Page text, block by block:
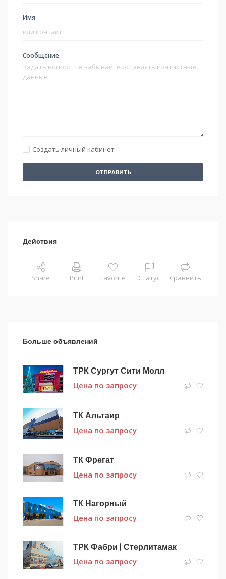
Имя
Сообщение
Создать личный кабинет
ОТПРАВИТЬ
Действия
Share Print Favorite Статус Сравнить
Больше объявлений
ТРК Сургут Сити Молл
Цена по запросу
ТК Альтаир
Цена по запросу
ТК Фрегат
Цена по запросу
ТК Нагорный
Цена по запросу
ТРК Фабри | Стерлитамак
Цена по запросу